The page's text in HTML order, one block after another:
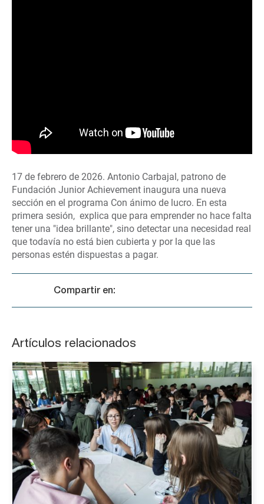
17 de febrero de 2026. Antonio Carbajal, patrono de
Fundación Junior Achievement inaugura una nueva
sección en el programa Con ánimo de lucro. En esta
primera sesión, explica que para emprender no hace falta
tener una "idea brillante", sino detectar una necesidad real
que todavía no está bien cubierta y por la que las
personas estén dispuestas a pagar.
Compartir en:
Artículos relacionados